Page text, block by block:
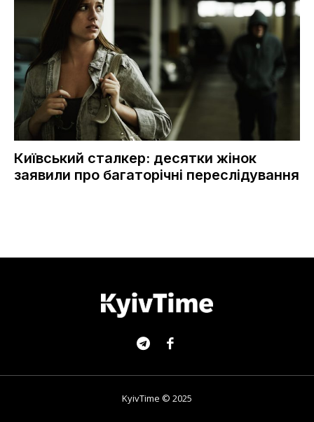
Київський сталкер: десятки жінок
заявили про багаторічні переслідування
KyivTime © 2025